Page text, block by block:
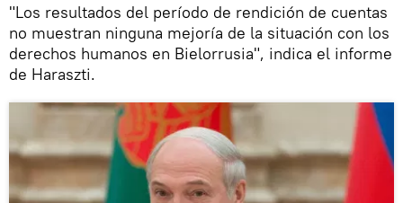
"Los resultados del período de rendición de cuentas
no muestran ninguna mejoría de la situación con los
derechos humanos en Bielorrusia", indica el informe
de Haraszti.